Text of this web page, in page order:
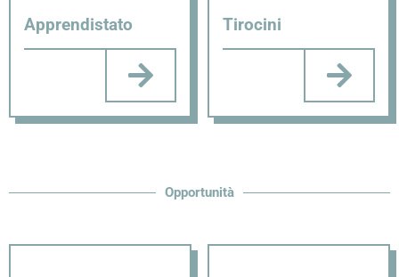
Apprendistato Tirocini
Opportunità